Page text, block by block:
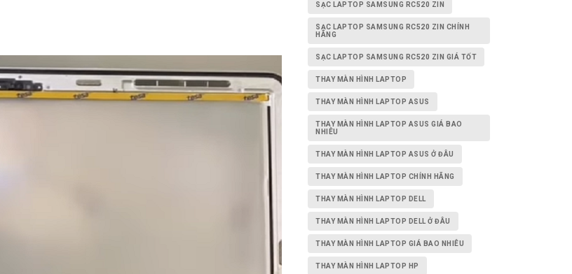
SẠC LAPTOP SAMSUNG RC520 ZIN
SẠC LAPTOP SAMSUNG RC520 ZIN CHÍNH
HÃNG
SẠC LAPTOP SAMSUNG RC520 ZIN GIÁ TỐT
THAY MÀN HÌNH LAPTOP
THAY MÀN HÌNH LAPTOP ASUS
THAY MÀN HÌNH LAPTOP ASUS GIÁ BAO
NHIÊU
THAY MÀN HÌNH LAPTOP ASUS Ở ĐÂU
THAY MÀN HÌNH LAPTOP CHÍNH HÃNG
THAY MÀN HÌNH LAPTOP DELL
THAY MÀN HÌNH LAPTOP DELL Ở ĐÂU
THAY MÀN HÌNH LAPTOP GIÁ BAO NHIÊU
THAY MÀN HÌNH LAPTOP HP